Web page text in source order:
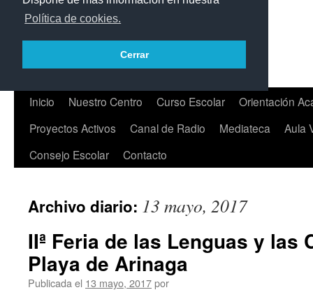
Política de cookies.
Cerrar
Saltar
contenido
Inicio Nuestro Centro Curso Escolar
Orientación
Proyectos Activos
Canal de Radio Mediateca
Aula
Consejo Escolar
Contacto
Archivo diario: 13 mayo, 2017
IIª Feria de las Lenguas y las
Playa de Arinaga
Publicada el 13 mayo, 2017por